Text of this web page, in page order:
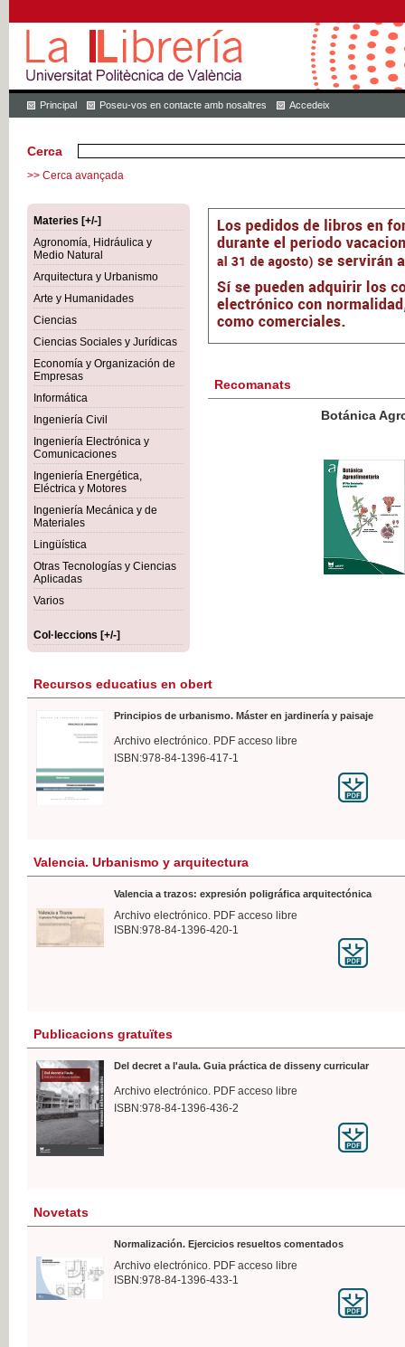
Principal Poseu-vos en contacte amb nosaltres Accedeix
Cerca
>> Cerca avançada
Materies [+/-]
Agronomía, Hidráulica y
Medio Natural
Arquitectura y Urbanismo
Arte y Humanidades
Ciencias
Ciencias Sociales y Jurídicas
Economía y Organización de
Empresas
Informática
Ingeniería Civil
Ingeniería Electrónica y
Comunicaciones
Ingeniería Energética,
Eléctrica y Motores
Ingeniería Mecánica y de
Materiales
Lingüística
Otras Tecnologías y Ciencias
Aplicadas
Varios
Col·leccions [+/-]
Recomanats
Botánica Agroalimentaria
IVA
Recursos educatius en obert
Principios de urbanismo. Máster en jardinería y paisaje
Archivo electrónico. PDF acceso libre
ISBN:978-84-1396-417-1
Valencia. Urbanismo y arquitectura
Valencia a trazos: expresión poligráfica arquitectónica
Archivo electrónico. PDF acceso libre
ISBN:978-84-1396-420-1
Publicacions gratuïtes
Del decret a l'aula. Guia práctica de disseny curricular
Archivo electrónico. PDF acceso libre
ISBN:978-84-1396-436-2
Novetats
Normalización. Ejercicios resueltos comentados
Archivo electrónico. PDF acceso libre
ISBN:978-84-1396-433-1